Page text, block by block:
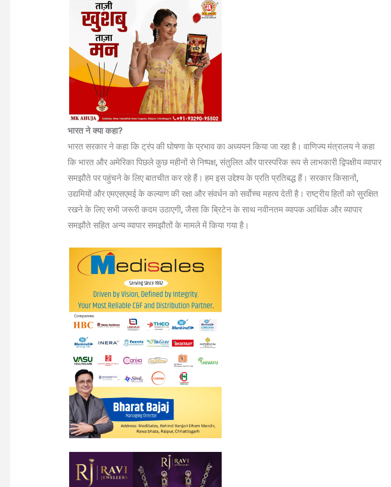
भारत ने क्या कहा?
भारत सरकार ने कहा कि ट्रंप की घोषणा के प्रभाव का अध्ययन किया जा रहा है। वाणिज्य मंत्रालय ने कहा
कि भारत और अमेरिका पिछले कुछ महीनों से निष्पक्ष, संतुलित और पारस्परिक रूप से लाभकारी द्विपक्षीय व्यापार
समझौते पर पहुंचने के लिए बातचीत कर रहे हैं। हम इस उद्देश्य के प्रति प्रतिबद्ध हैं। सरकार किसानों,
उद्यमियों और एमएसएमई के कल्याण की रक्षा और संवर्धन को सर्वोच्च महत्व देती है। राष्ट्रीय हितों को सुरक्षित
रखने के लिए सभी जरूरी कदम उठाएगी, जैसा कि ब्रिटेन के साथ नवीनतम व्यापक आर्थिक और व्यापार
समझौते सहित अन्य व्यापार समझौतों के मामले में किया गया है।